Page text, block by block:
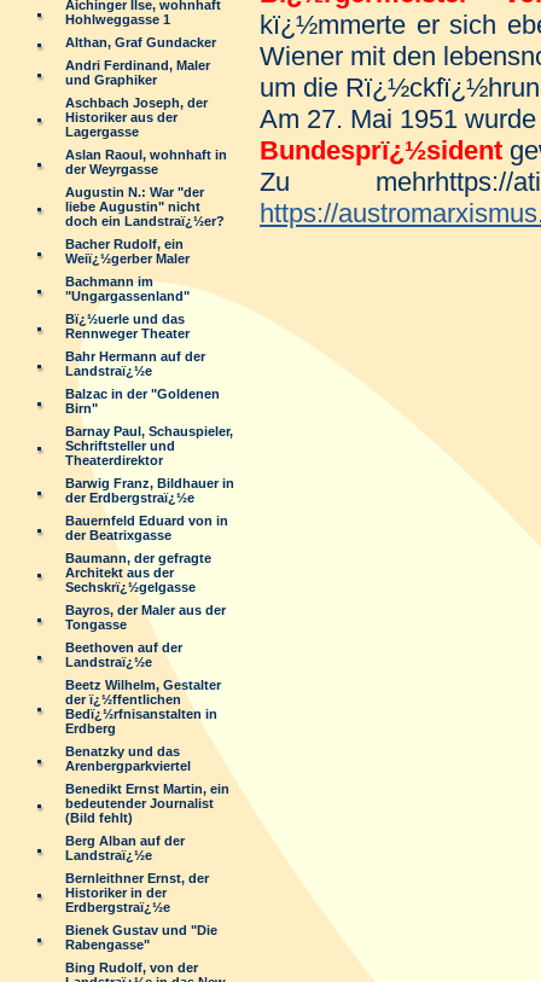
Aichinger Ilse, wohnhaft
Hohlweggasse 1
Althan, Graf Gundacker
Andri Ferdinand, Maler
und Graphiker
Aschbach Joseph, der
Historiker aus der
Lagergasse
Aslan Raoul, wohnhaft in
der Weyrgasse
Augustin N.: War "der
liebe Augustin" nicht
doch ein Landstraï¿½er?
Bacher Rudolf, ein
Weiï¿½gerber Maler
Bachmann im
"Ungargassenland"
Bï¿½uerle und das
Rennweger Theater
Bahr Hermann auf der
Landstraï¿½e
Balzac in der "Goldenen
Birn"
Barnay Paul, Schauspieler,
Schriftsteller und
Theaterdirektor
Barwig Franz, Bildhauer in
der Erdbergstraï¿½e
Bauernfeld Eduard von in
der Beatrixgasse
Baumann, der gefragte
Architekt aus der
Sechskrï¿½gelgasse
Bayros, der Maler aus der
Tongasse
Beethoven auf der
Landstraï¿½e
Beetz Wilhelm, Gestalter
der ï¿½ffentlichen
Bedï¿½rfnisanstalten in
Erdberg
Benatzky und das
Arenbergparkviertel
Benedikt Ernst Martin, ein
bedeutender Journalist
(Bild fehlt)
Berg Alban auf der
Landstraï¿½e
Bernleithner Ernst, der
Historiker in der
Erdbergstraï¿½e
Bienek Gustav und "Die
Rabengasse"
Bing Rudolf, von der
kï¿½mmerte er sich
Wiener mit den
um die
Am 27. Mai 1951
Bundesprï¿½sident
Zu
https://